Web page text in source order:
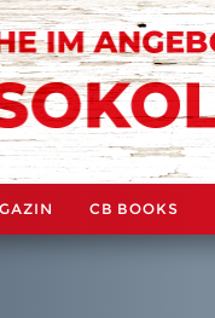
CB BOOKS